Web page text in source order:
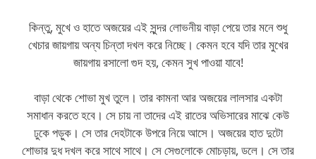
কিন্তু, মুখে ও হাতে অজয়ের এই সুন্দর লোভনীয় বাড়া পেয়ে তার মনে শুধু
খেচার জায়গায় অন্য চিন্তা দখল করে নিচ্ছে। কেমন হবে যদি তার মুখের
জায়গায় রসালো গুদ হয়, কেমন সুখ পাওয়া যাবে!
বাড়া থেকে শোভা মুখ তুলে। তার কামনা আর অজয়ের লালসার একটা
সমাধান করতে হবে। সে চায় না তাদের এই রাতের অভিসারের মাঝে কেউ
ঢুকে পড়ুক। সে তার দেহটাকে উপরে নিয়ে আসে। অজয়ের হাত দুটো
শোভার দুধ দখল করে সাথে সাথে। সে সেগুলোকে মোচড়ায়, ডলে। সে তার